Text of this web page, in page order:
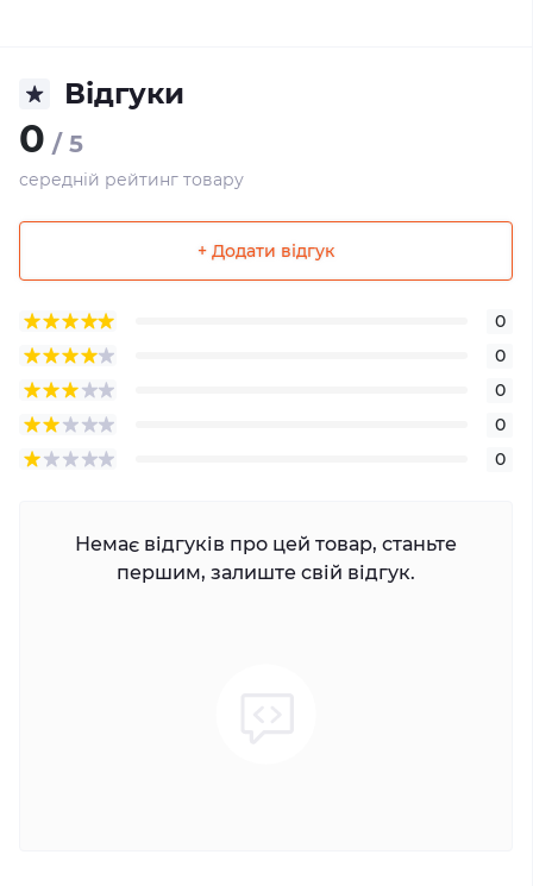
Відгуки
0 / 5
середній рейтинг товару
+ Додати відгук
0
0
0
0
0
Немає відгуків про цей товар, станьте
першим, залиште свій відгук.